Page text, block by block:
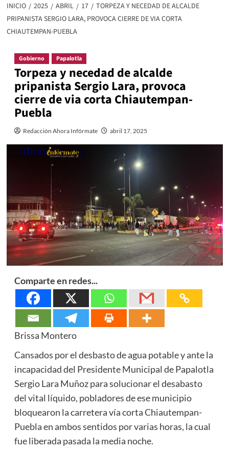
INICIO 2025 ABRIL 17
TORPEZA Y NECEDAD DE ALCALDE
PRIPANISTA SERGIO LARA, PROVOCA CIERRE DE VIA CORTA
CHIAUTEMPAN-PUEBLA
Gobierno Papalotla
Torpeza y necedad de alcalde
pripanista Sergio Lara, provoca
cierre de via corta Chiautempan-
Puebla
Redacción Ahora Infórmate abril 17, 2025
Comparte en redes...
Brissa Montero
Cansados por el desbasto de agua potable y ante la
incapacidad del Presidente Municipal de Papalotla
Sergio Lara Muñoz para solucionar el desabasto
del vital líquido, pobladores de ese municipio
bloquearon la carretera vía corta Chiautempan-
Puebla en ambos sentidos por varias horas, la cual
fue liberada pasada la media noche.